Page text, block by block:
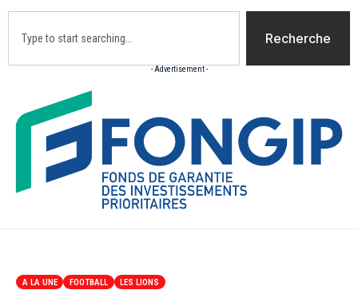
Recherche
- Advertisement -
A LA UNE FOOTBALL LES LIONS